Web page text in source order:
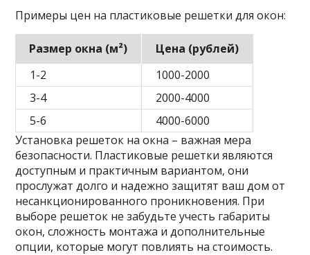
Примеры цен на пластиковые решетки для окон:
Размер окна (м²)
Цена (рублей)
1-2
1000-2000
3-4
2000-4000
5-6
4000-6000
Установка решеток на окна – важная мера
безопасности. Пластиковые решетки являются
доступным и практичным вариантом, они
прослужат долго и надежно защитят ваш дом от
несанкционированного проникновения. При
выборе решеток не забудьте учесть габариты
окон, сложность монтажа и дополнительные
опции, которые могут повлиять на стоимость.